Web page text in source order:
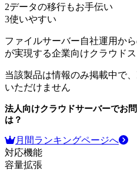
2データの移行もお手伝い
3使いやすい
ファイルサーバー自社運用か
が実現する企業向けクラウドス
当該製品は情報のみ掲載中で
いただけません
法人向けクラウドサーバーでお
は？
月間ランキングページへ
対応機能
容量拡張